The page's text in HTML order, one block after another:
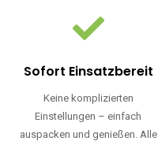
Sofort Einsatzbereit
Keine komplizierten
Einstellungen – einfach
auspacken und genießen. Alle